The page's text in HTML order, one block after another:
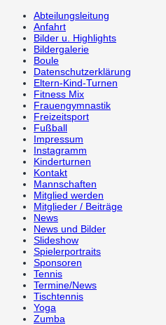
Abteilungsleitung
Anfahrt
Bilder u. Highlights
Bildergalerie
Boule
Datenschutzerklärung
Eltern-Kind-Turnen
Fitness Mix
Frauengymnastik
Freizeitsport
Fußball
Impressum
Instagramm
Kinderturnen
Kontakt
Mannschaften
Mitglied werden
Mitglieder / Beiträge
News
News und Bilder
Slideshow
Spielerportraits
Sponsoren
Tennis
Termine/News
Tischtennis
Yoga
Zumba